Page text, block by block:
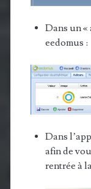
Dans un
eedomus :
Dans
afin de
rentrée à